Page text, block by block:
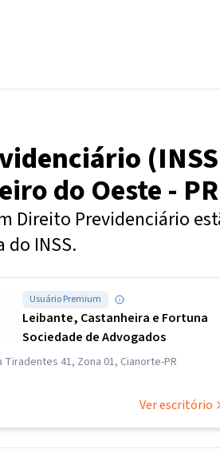
do Oeste - PR
Direito Previdenciário
INSS.
Usuário Premium
Leibante, Castanheira e Fortuna
Sociedade de Advogados
Tiradentes 41, Zona 01, Cianorte-PR
Ver escritório